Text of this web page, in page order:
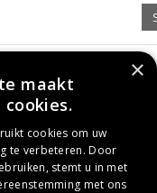
uit Barendrecht op
bezorging en de
×
maakt
cookies om uw
te verbeteren. Door
stemt u in met
met ons